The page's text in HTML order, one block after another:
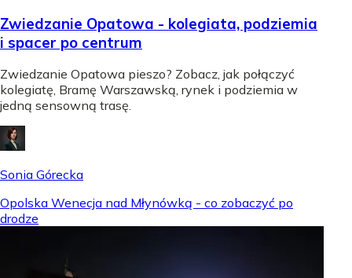
Zwiedzanie Opatowa - kolegiata, podziemia
i spacer po centrum
Zwiedzanie Opatowa pieszo? Zobacz, jak połączyć
kolegiatę, Bramę Warszawską, rynek i podziemia w
jedną sensowną trasę.
Sonia Górecka
Opolska Wenecja nad Młynówką - co zobaczyć po
drodze